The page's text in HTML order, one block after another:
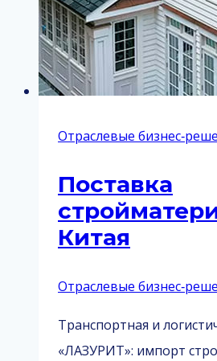
под
ключ
Отраслевые
Поставка
Китая
Отраслевые
Транспортная и
«ЛАЗУРИТ»: импорт